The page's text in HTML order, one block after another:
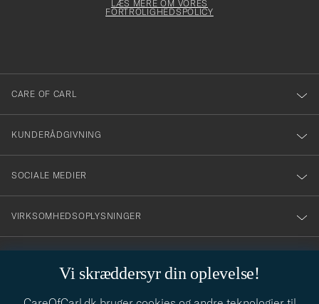
Vi skræddersyr din oplevelse!
dig
till
vårt
nyhetsbrev!
LÆS MERE OM VORES
FORTROLIGHEDSPOLICY
CARE OF CARL
KUNDERÅDGIVNING
SOCIALE MEDIER
VIRKSOMHEDSOPLYSNINGER